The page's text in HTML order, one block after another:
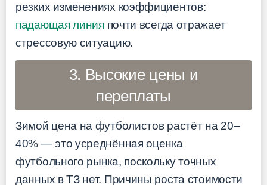
резких изменениях коэффициентов:
падающая линия почти всегда отражает
стрессовую ситуацию.
3. Высокие цены и
переплаты
Зимой цена на футболистов растёт на 20–
40% — это усреднённая оценка
футбольного рынка, поскольку точных
данных в ТЗ нет. Причины роста стоимости